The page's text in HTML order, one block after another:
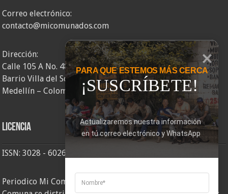
Correo electrónico:
contacto@micomunados.com
Dirección:
Calle 105 A No. 48AA – 58
Barrio Villa del Socorro
Medellín – Colombia
Licencia
ISSN: 3028 - 6026
Periodico Mi Comuna 2, elaborado por Corporación Mi
PARA QUE ESTEMOS MÁS CERCA
¡SUSCRÍBETE!
Actualizaremos nuestra información
en tú correo electrónico y WhatsApp